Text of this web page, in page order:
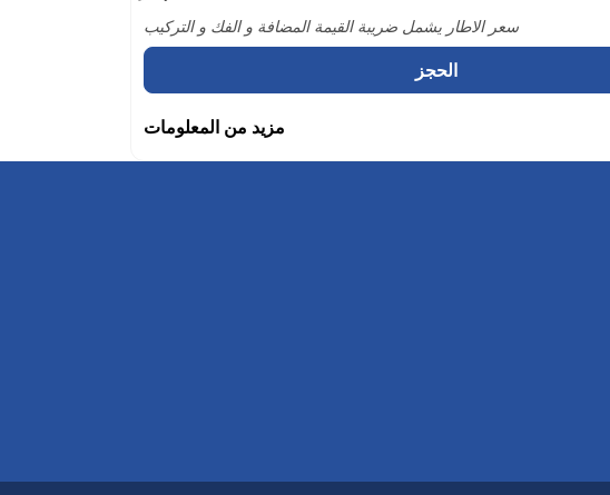
سعر الاطار يشمل ضريبة القيمة المضافة و الفك و التركيب
الحجز
مزيد من المعلومات